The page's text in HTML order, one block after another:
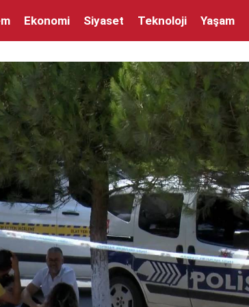
Ekonomi Siyaset Teknoloji Yaşam